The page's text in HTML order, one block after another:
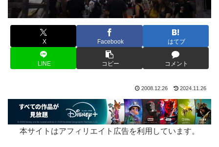
X Facebook はてブ
LINE コピー コメント
2008.12.26 2024.11.26
本サイトはアフィリエイト広告を利用しています。